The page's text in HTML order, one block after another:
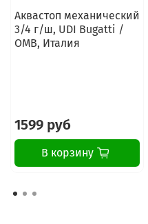
Аквастоп механический
3/4 г/ш, UDI Bugatti /
OMB, Италия
1599 руб
В корзину